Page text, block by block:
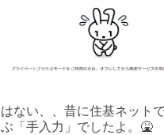
ない、、昔に住基ネット
「手入力」でしたよ。🤮